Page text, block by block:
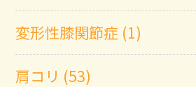
変形性膝関節症 (1)
肩コリ (53)